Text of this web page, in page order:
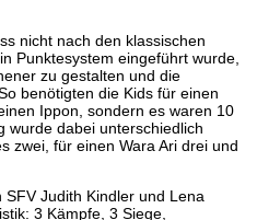
nicht nach den klassischen
Punktesystem eingeführt wurde,
zu gestalten und die
benötigten die Kids für einen
Ippon, sondern es waren 10
wurde dabei unterschiedlich
zwei, für einen Wara Ari drei und
Judith Kindler und Lena
3 Kämpfe, 3 Siege,